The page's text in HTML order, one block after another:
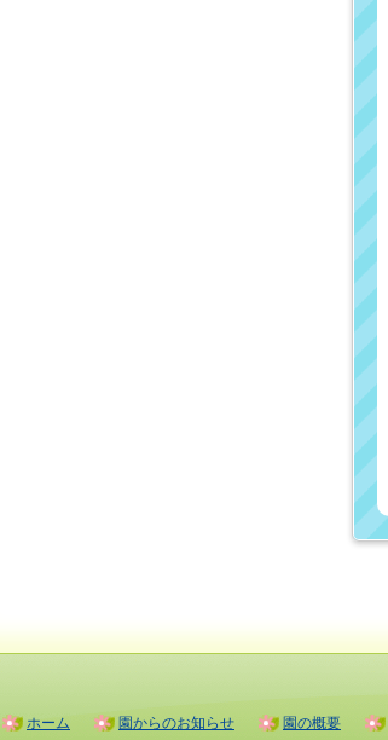
ホーム 園からのお知らせ 園の概要